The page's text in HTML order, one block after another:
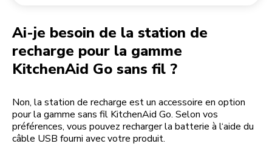
Ai-je besoin de la station de
recharge pour la gamme
KitchenAid Go sans fil ?
Non, la station de recharge est un accessoire en option
pour la gamme sans fil KitchenAid Go. Selon vos
préférences, vous pouvez recharger la batterie à l‘aide du
câble USB fourni avec votre produit.